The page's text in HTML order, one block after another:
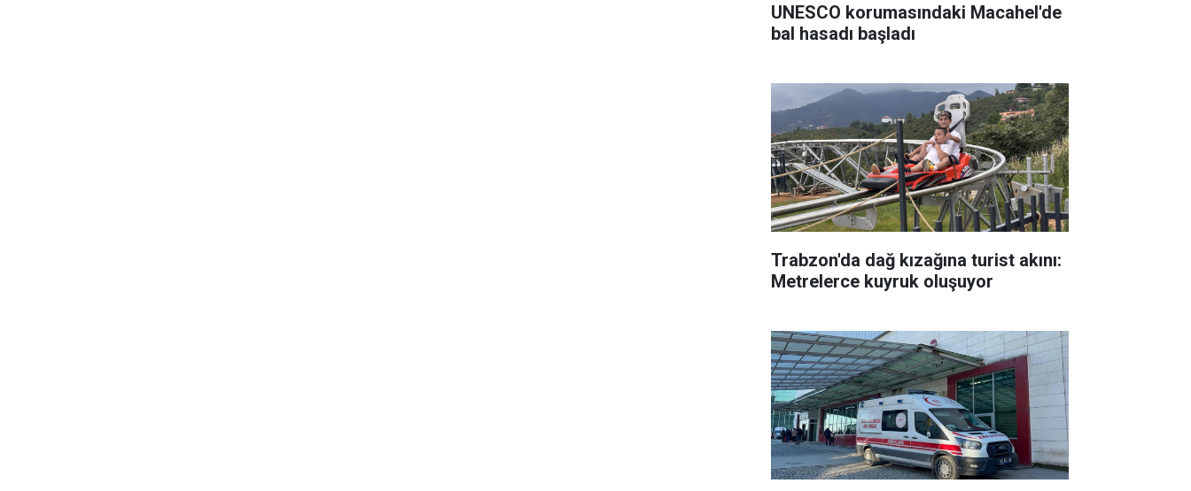
UNESCO korumasındaki Macahel'de
bal hasadı başladı
Trabzon'da dağ kızağına turist akını:
Metrelerce kuyruk oluşuyor